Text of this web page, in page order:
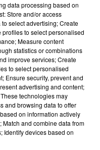
s'ouvre demain
Basque. Certains
la première fois
Raison Home " à
Loudunais, les
à ceux et celles
d'un forum autour
data processing based on
Store and/or access
select advertising; Create
to select personalised
Measure content
statistics or combinations
improve services; Create
to select personalised
Ensure security, prevent and
advertising and content;
technologies may
and browsing data to offer
on information actively
and combine data from
Identify devices based on